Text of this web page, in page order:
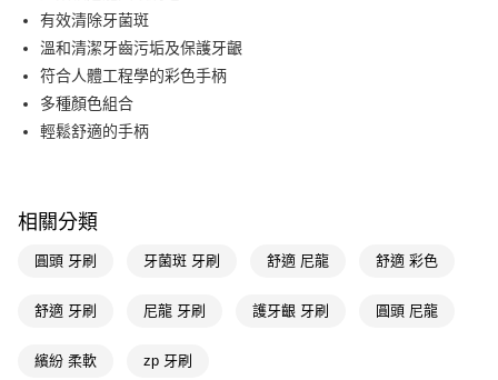
Apple Pay
街口支付
悠遊付
相關說明
AFTEE先享後付是「在收到商品之後才付款」的支付方式。 讓您購物簡單
１．簡單：不需註冊會員、不需綁卡、不需儲值。
即享券
運送方式
全家取貨付款
有效清除牙菌斑
溫和清潔牙齒污垢及保護牙齦
符合人體工程學的彩色手柄
多種顏色組合
輕鬆舒適的手柄
相關分類
圓頭 牙刷 牙菌斑 牙刷 舒適 尼龍 舒適 彩色
舒適 牙刷 尼龍 牙刷 護牙齦 牙刷 圓頭 尼龍
繽紛 柔軟 zp 牙刷